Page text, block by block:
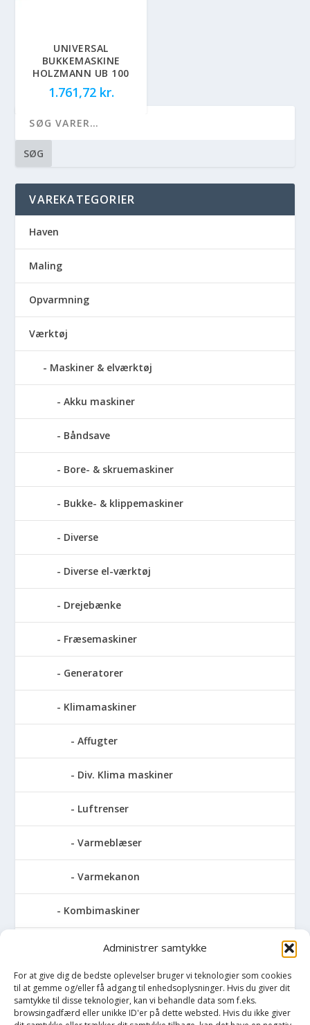
Administrer samtykke
For at give dig de bedste oplevelser bruger vi teknologier som cookies
til at gemme og/eller få adgang til enhedsoplysninger. Hvis du giver dit
samtykke til disse teknologier, kan vi behandle data som f.eks.
browsingadfærd eller unikke ID'er på dette websted. Hvis du ikke giver
UNIVERSAL
BUKKEMASKINE
HOLZMANN UB 100
1.761,72 kr.
SØG
VAREKATEGORIER
Haven
Maling
Opvarmning
Værktøj
Maskiner & elværktøj
Akku maskiner
Båndsave
Bore- & skruemaskiner
Bukke- & klippemaskiner
Diverse
Diverse el-værktøj
Drejebænke
Fræsemaskiner
Generatorer
Klimamaskiner
Affugter
Div. Klima maskiner
Luftrenser
Varmeblæser
Varmekanon
Kombimaskiner
Kompressor
Pressemaskiner
Save